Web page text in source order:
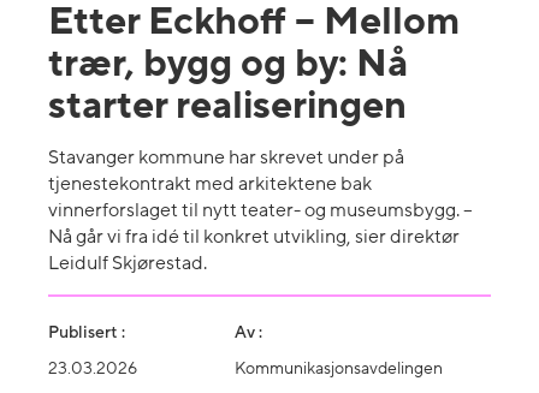
Etter Eckhoff – Mellom
trær, bygg og by: Nå
starter realiseringen
Stavanger kommune har skrevet under på
tjenestekontrakt med arkitektene bak
vinnerforslaget til nytt teater- og museumsbygg. –
Nå går vi fra idé til konkret utvikling, sier direktør
Leidulf Skjørestad.
Publisert :
23.03.2026
Av :
Kommunikasjonsavdelingen